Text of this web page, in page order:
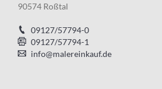
90574 Roßtal
09127/57794-0
09127/57794-1
info@malereinkauf.de